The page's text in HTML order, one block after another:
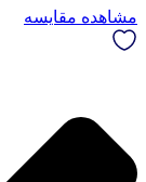
مشاهده مقایسه